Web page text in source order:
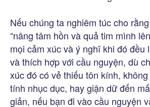
Nếu chúng ta nghiêm túc cho
“nâng tâm hồn và quả tim mình
mọi cảm xúc và ý nghĩ khi đó đều
và thích hợp với cầu nguyện, dù
xúc đó có vẻ thiếu tôn kính,
tính nhục dục, hay giận dữ đến
giản, nếu bạn đi vào cầu nguyện